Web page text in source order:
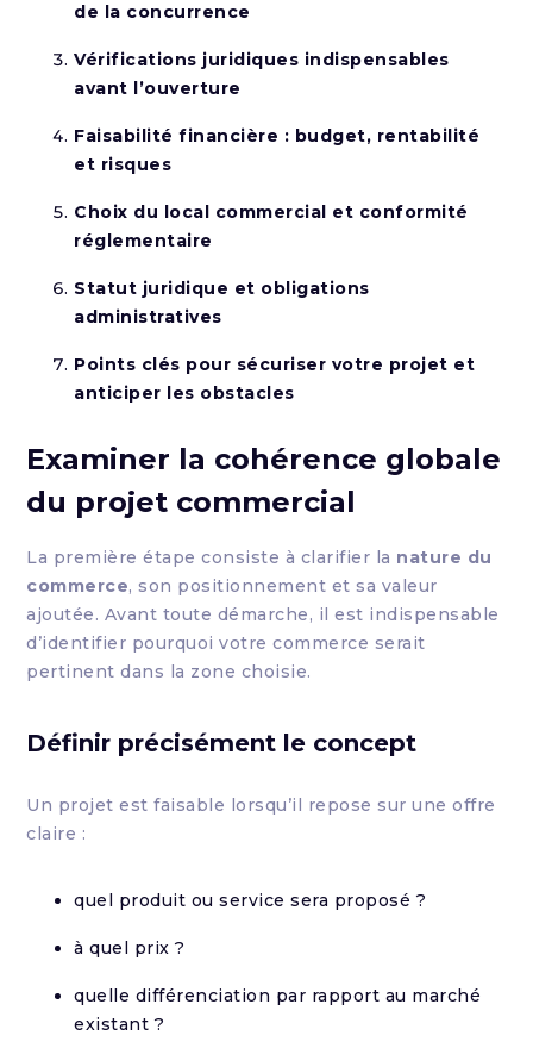
de la concurrence
Vérifications juridiques indispensables
avant l’ouverture
Faisabilité financière : budget, rentabilité
et risques
Choix du local commercial et conformité
réglementaire
Statut juridique et obligations
administratives
Points clés pour sécuriser votre projet et
anticiper les obstacles
Examiner la cohérence globale
du projet commercial
La première étape consiste à clarifier la nature du
commerce, son positionnement et sa valeur
ajoutée. Avant toute démarche, il est indispensable
d’identifier pourquoi votre commerce serait
pertinent dans la zone choisie.
Définir précisément le concept
Un projet est faisable lorsqu’il repose sur une offre
claire :
quel produit ou service sera proposé ?
à quel prix ?
quelle différenciation par rapport au marché
existant ?